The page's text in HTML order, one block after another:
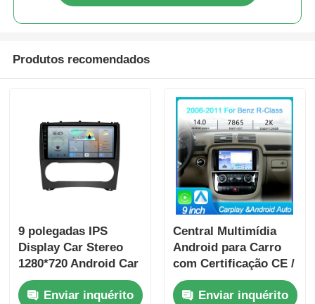
Produtos recomendados
9 polegadas IPS
Display Car Stereo
1280*720 Android Car
DVD Player Portable
For BenzEnviar inquérito
Central Multimídia
Android para Carro
com Certificação CE /
FCC / ROHS, Tela de
9 Polegadas com
Enviar inquérito